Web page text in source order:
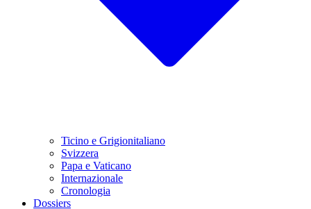
Ticino e Grigionitaliano
Svizzera
Papa e Vaticano
Internazionale
Cronologia
Dossiers